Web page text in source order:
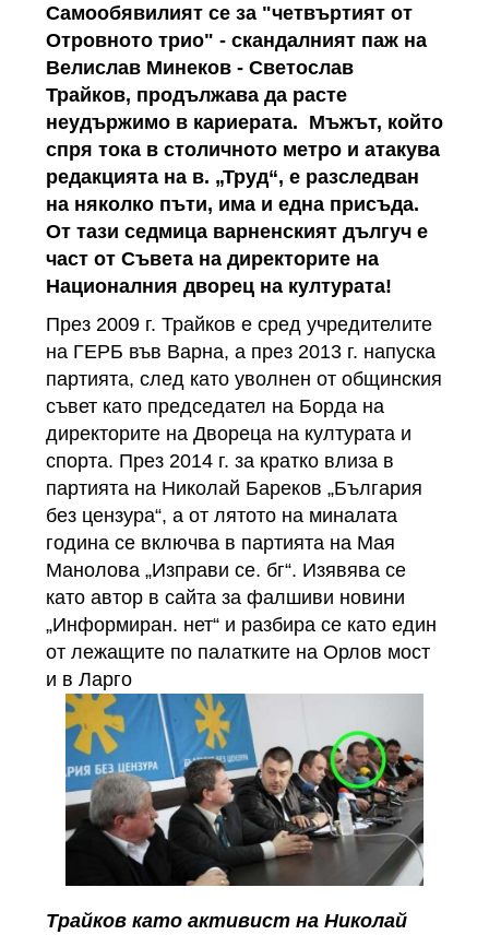
Самообявилият се за "четвъртият от
Отровното трио" - скандалният паж на
Велислав Минеков - Светослав
Трайков, продължава да расте
неудържимо в кариерата. Мъжът, който
спря тока в столичното метро и атакува
редакцията на в. „Труд“, е разследван
на няколко пъти, има и една присъда.
От тази седмица варненският дългуч е
част от Съвета на директорите на
Националния дворец на културата!
През 2009 г. Трайков е сред учредителите
на ГЕРБ във Варна, а през 2013 г. напуска
партията, след като уволнен от общинския
съвет като председател на Борда на
директорите на Двореца на културата и
спорта. През 2014 г. за кратко влиза в
партията на Николай Бареков „България
без цензура“, а от лятото на миналата
година се включва в партията на Мая
Манолова „Изправи се. бг“. Изявява се
като автор в сайта за фалшиви новини
„Информиран. нет“ и разбира се като един
от лежащите по палатките на Орлов мост
и в Ларго
Трайков като активист на Николай